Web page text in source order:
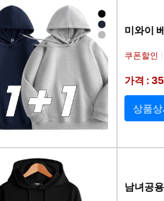
미와이
쿠폰할인
가격 :
상품
남녀공